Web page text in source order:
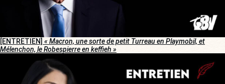
[ENTRETIEN] « Macron, une sorte de petit Turreau en Playmobil, et
Mélenchon, le Robespierre en keffieh »